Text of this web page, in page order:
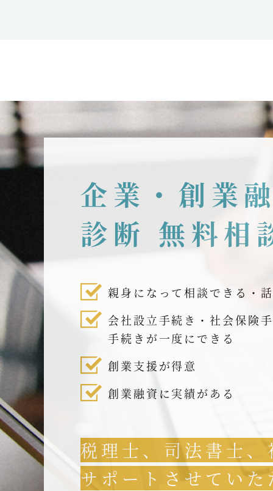
企業・創業
診断 無料相
親身になって相談できる・
会社設立手続き・社会保険
手続きが一度にできる
創業支援が得意
創業融資に実績がある
税理士、司法書士
サポートさせてい